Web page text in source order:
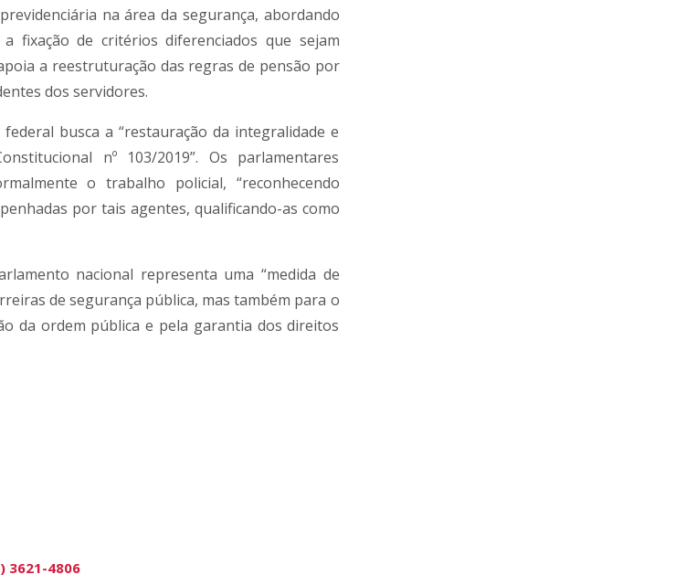
na área da segurança, abordando
fixação de critérios diferenciados que sejam
a reestruturação das regras de pensão por
dos servidores.
busca a “restauração da integralidade e
nº 103/2019”. Os parlamentares
o trabalho policial, “reconhecendo
por tais agentes, qualificando-as como
nacional representa uma “medida de
de segurança pública, mas também para o
da ordem pública e pela garantia dos direitos
3621-4806